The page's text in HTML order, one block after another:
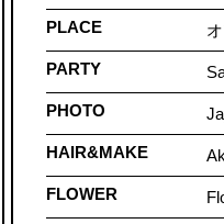
PLACE
PARTY
PHOTO
HAIR&MAKE
FLOWER